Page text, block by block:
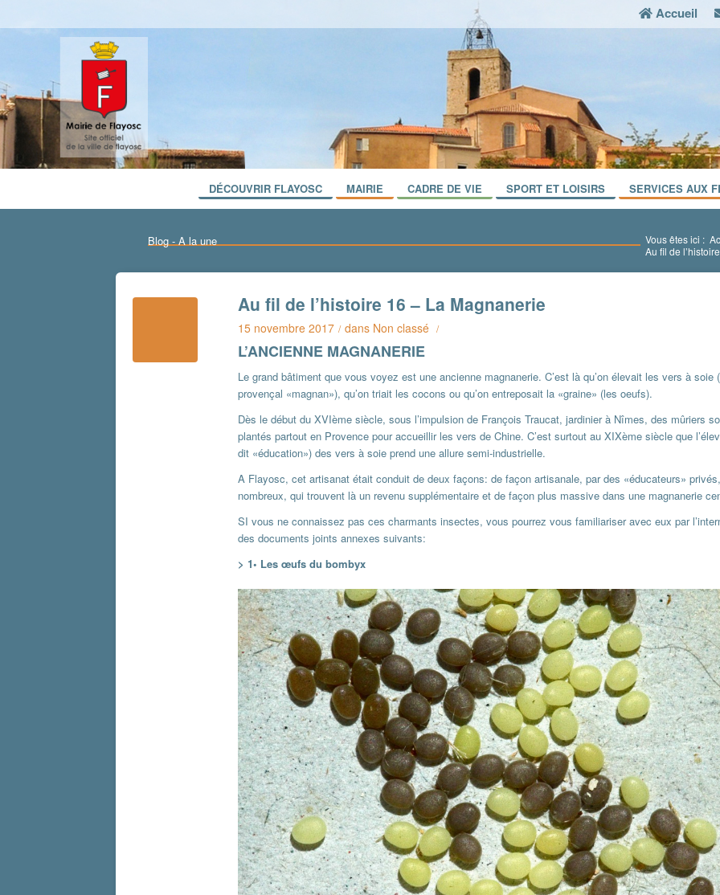
Accueil
DÉCOUVRIR FLAYOSC MAIRIE CADRE DE VIE SPORT ET LOISIRS SERVICES AUX
Blog - A la une Vous êtes ici :
Au fil de
Au fil de l’histoire 16 – La Magnanerie
15 novembre 2017 / dans Non classé /
L’ANCIENNE MAGNANERIE
Le grand bâtiment que vous voyez est une ancienne magnanerie. C’est là qu’on élevait les vers à soie
provençal «magnan»), qu’on triait les cocons ou qu’on entreposait la «graine» (les oeufs).
Dès le début du XVIème siècle, sous l’impulsion de François Traucat, jardinier à Nîmes, des mûriers
plantés partout en Provence pour accueillir les vers de Chine. C’est surtout au XIXème siècle que
dit «éducation») des vers à soie prend une allure semi-industrielle.
A Flayosc, cet artisanat était conduit de deux façons: de façon artisanale, par des «éducateurs»
nombreux, qui trouvent là un revenu supplémentaire et de façon plus massive dans une magnanerie
SI vous ne connaissez pas ces charmants insectes, vous pourrez vous familiariser avec eux par
des documents joints annexes suivants:
> 1• Les œufs du bombyx